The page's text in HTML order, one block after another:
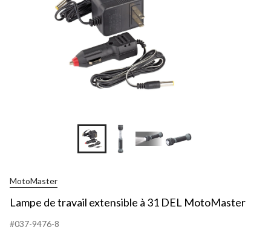
MotoMaster
Lampe de travail extensible à 31 DEL MotoMaster
#037-9476-8